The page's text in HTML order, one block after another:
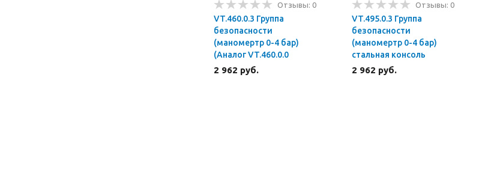
Отзывы: 0
VT.460.0.3 Группа
безопасности
(маномертр 0-4 бар)
(Аналог VT.460.0.0
2 962 руб.
Отзывы: 0
VT.495.0.3 Группа
безопасности
(маномертр 0-4 бар)
стальная консоль
2 962 руб.